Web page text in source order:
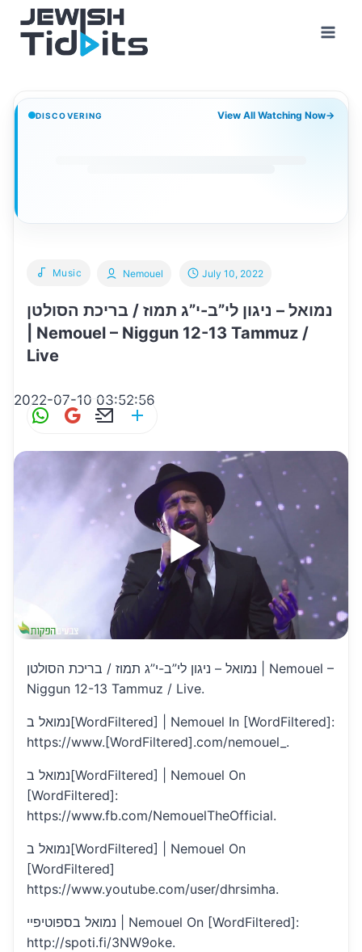
content
DISCOVERING View All Watching Now→
Music
נמואל – ניגון לי”ב-י”ג תמוז / בריכת הסולטן
| Nemouel – Niggun 12-13 Tammuz /
Live
Nemouel July 10, 2022
2022-07-10 03:52:56
W
s
G
ai
E
ai
l
ar
e
נמואל – ניגון לי”ב-י”ג תמוז / בריכת הסולטן | Nemouel –
Niggun 12-13 Tammuz / Live.
נמואל ב[WordFiltered] | Nemouel In [WordFiltered]:
https://www.[WordFiltered].com/nemouel_.
נמואל ב[WordFiltered] | Nemouel On
[WordFiltered]:
https://www.fb.com/NemouelTheOfficial.
נמואל ב[WordFiltered] | Nemouel On
[WordFiltered]
https://www.youtube.com/user/dhrsimha.
נמואל בספוטיפיי | Nemouel On [WordFiltered]:
http://spoti.fi/3NW9oke.